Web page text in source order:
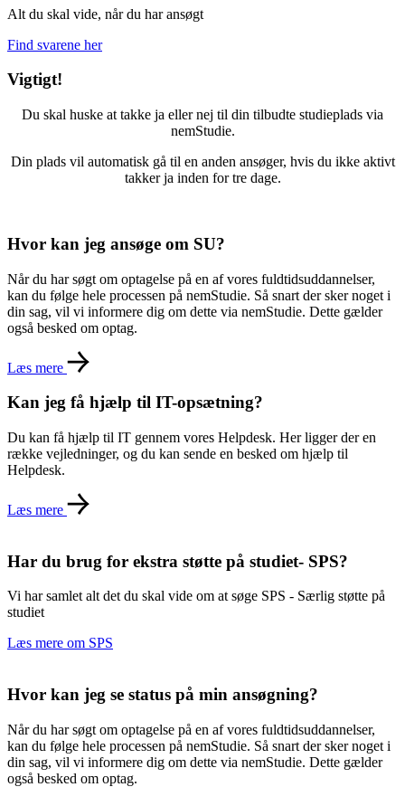
Alt du skal vide, når du har ansøgt
Find svarene her
Vigtigt!
Du skal huske at takke ja eller nej til din tilbudte studieplads via
nemStudie.
Din plads vil automatisk gå til en anden ansøger, hvis du ikke aktivt
takker ja inden for tre dage.
Hvor kan jeg ansøge om SU?
Når du har søgt om optagelse på en af vores fuldtidsuddannelser,
kan du følge hele processen på nemStudie. Så snart der sker noget i
din sag, vil vi informere dig om dette via nemStudie. Dette gælder
også besked om optag.
Læs mere
Kan jeg få hjælp til IT-opsætning?
Du kan få hjælp til IT gennem vores Helpdesk. Her ligger der en
række vejledninger, og du kan sende en besked om hjælp til
Helpdesk.
Læs mere
Har du brug for ekstra støtte på studiet- SPS?
Vi har samlet alt det du skal vide om at søge SPS - Særlig støtte på
studiet
Læs mere om SPS
Hvor kan jeg se status på min ansøgning?
Når du har søgt om optagelse på en af vores fuldtidsuddannelser,
kan du følge hele processen på nemStudie. Så snart der sker noget i
din sag, vil vi informere dig om dette via nemStudie. Dette gælder
også besked om optag.